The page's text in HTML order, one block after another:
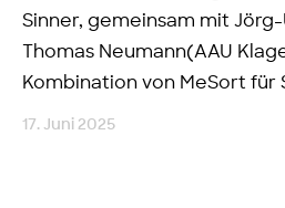
Sinner, gemeinsam mit
Thomas Neumann(AAU
Kombination von MeSort für
17. Juni 2025